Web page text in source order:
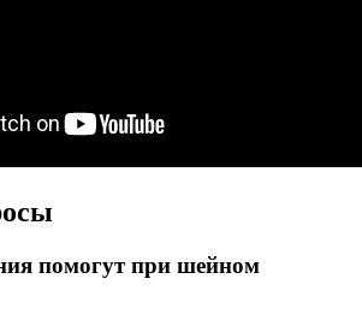
помогут при шейном